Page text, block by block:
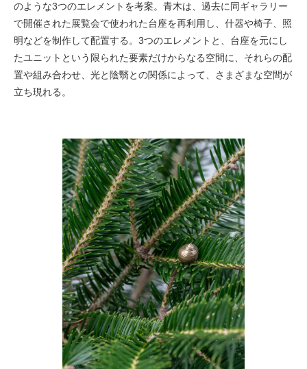
のような3つのエレメントを考案。青木は、過去に同ギャラリー
で開催された展覧会で使われた台座を再利用し、什器や椅子、照
明などを制作して配置する。3つのエレメントと、台座を元にし
たユニットという限られた要素だけからなる空間に、それらの配
置や組み合わせ、光と陰翳との関係によって、さまざまな空間が
立ち現れる。